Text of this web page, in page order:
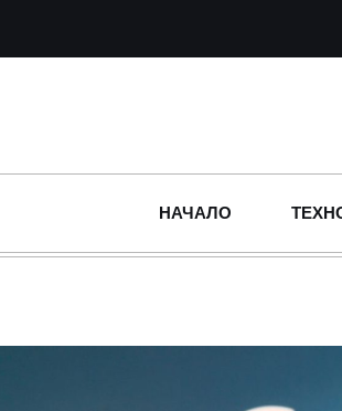
НАЧАЛО